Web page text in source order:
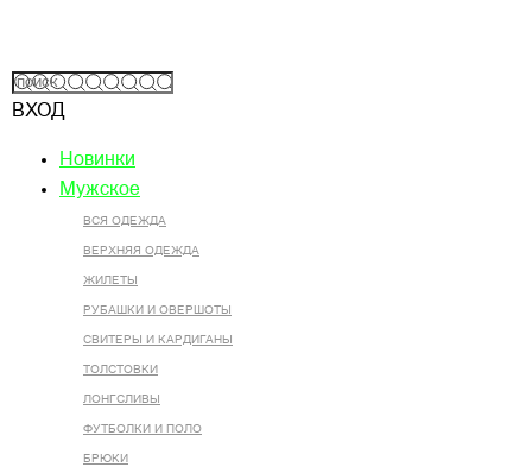
ВХОД
Новинки
Мужское
ВСЯ ОДЕЖДА
ВЕРХНЯЯ ОДЕЖДА
ЖИЛЕТЫ
РУБАШКИ И ОВЕРШОТЫ
СВИТЕРЫ И КАРДИГАНЫ
ТОЛСТОВКИ
ЛОНГСЛИВЫ
ФУТБОЛКИ И ПОЛО
БРЮКИ